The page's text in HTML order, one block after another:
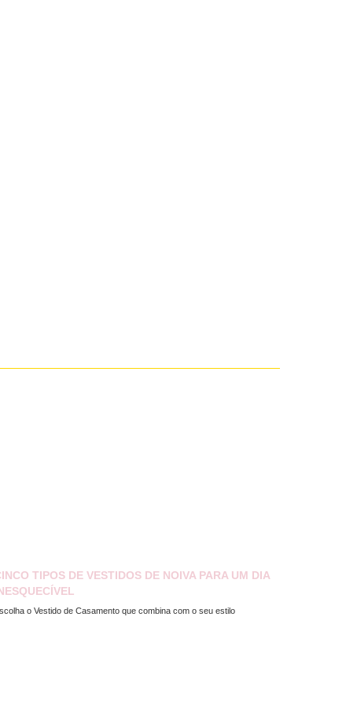
TIPOS DE VESTIDOS DE NOIVA PARA UM DIA
o Vestido de Casamento que combina com o seu estilo